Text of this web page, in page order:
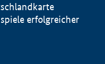
erfolgreicher